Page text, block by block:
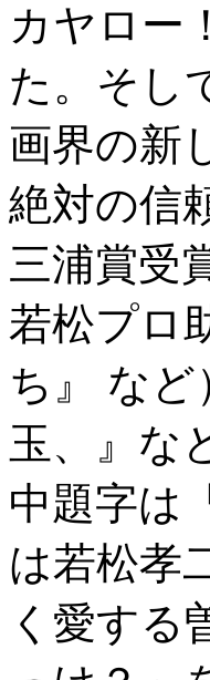
カヤロー
た。そし
画界の新
絶対の信
三浦賞受
若松プロ
ち』 な
玉、』な
中題字は
は若松孝
く愛する